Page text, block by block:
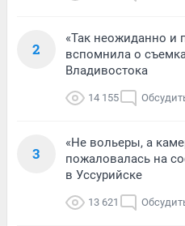
2
«Так неожиданно и
вспомнила о
Владивостока
14 155
3
«Не вольеры, а
пожаловалась на
в Уссурийске
13 621